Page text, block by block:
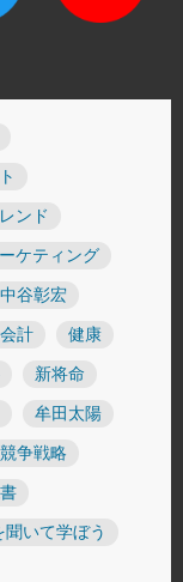
レンド
ケティング
中谷彰宏
会計 健康
新将命
牟田太陽
競争戦略
聞いて学ぼう